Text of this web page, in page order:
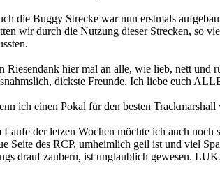
die Buggy Strecke war nun erstmals
wir durch die Nutzung dieser Strecken, so
Riesendank hier mal an alle, wie lieb, nett und
dickste Freunde. Ich liebe euch
ich einen Pokal für den besten
Laufe der letzen Wochen möchte ich auch noch
Seite des RCP, umheimlich geil ist und viel
drauf zaubern, ist unglaublich gewesen.